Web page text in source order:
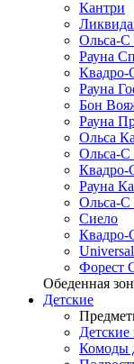
Кантри
Ольса-С
Рауна
Квадро-
Рауна
Бон
Рауна
Ольса
Ольса-С
Квадро-
Рауна
Ольса-С
Сиело
Квадро-
Форест
Обеденная
Детские
Детские
Комоды